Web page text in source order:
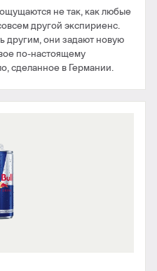
не так, как любые
другой экспириенс.
другим, они задают новую
по-настоящему
сделанное в Германии.